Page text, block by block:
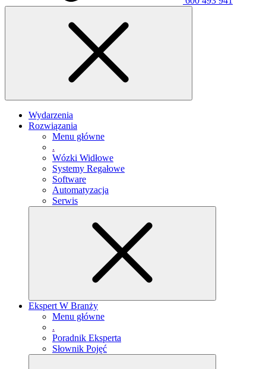
Wydarzenia
Rozwiązania
Menu główne
.
Wózki Widłowe
Systemy Regałowe
Software
Automatyzacja
Serwis
Ekspert W Branży
Menu główne
.
Poradnik Eksperta
Słownik Pojęć